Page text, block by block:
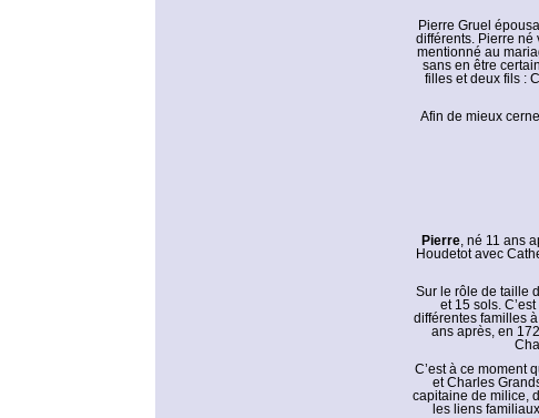
Pierre Gruel
différents. Pierre né
mentionné au
sans en être
filles et deux fils :
Afin de mieux
Pierre, né 11 ans
Houdetot avec
Sur le rôle de taille
et 15 sols.
différentes familles
ans après, en
C’est à ce moment
et Charles
capitaine de milice,
les liens